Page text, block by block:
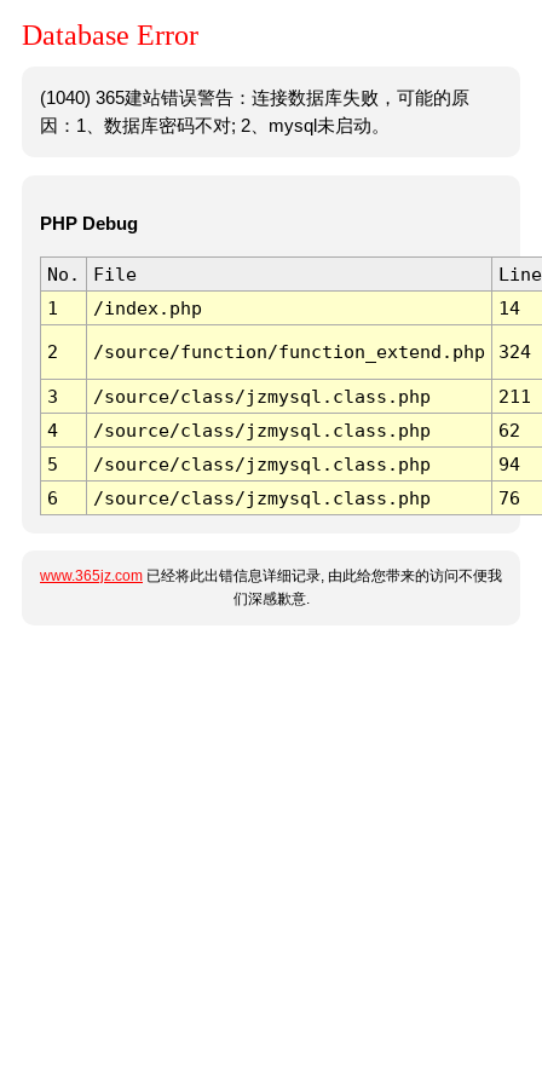
Database Error
(1040) 365建站错误警告：连接数据库失败，可能的原
因：1、数据库密码不对; 2、mysql未启动。
PHP Debug
No. File
Line
1
/index.php 14
2 /source/function/function_extend.php 324
3 /source/class/jzmysql.class.php
211
4
/source/class/jzmysql.class.php
62
5
/source/class/jzmysql.class.php
94
6
/source/class/jzmysql.class.php 76
www.365jz.com 已经将此出错信息详细记录, 由此给您带来的访问不便我
们深感歉意.